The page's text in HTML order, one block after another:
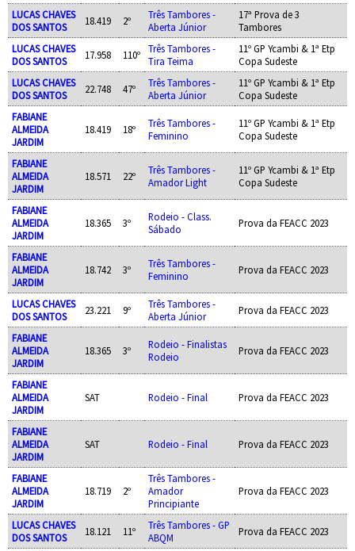
LUCAS CHAVES
DOS SANTOS
18.419 2º
Três Tambores -
Aberta Júnior
17ª Prova de 3
Tambores
LUCAS CHAVES
DOS SANTOS
17.958 110º
Três Tambores -
Tira Teima
11º GP Ycambi & 1ª Etp
Copa Sudeste
LUCAS CHAVES
DOS SANTOS
22.748 47º
Três Tambores -
Aberta Júnior
11º GP Ycambi & 1ª Etp
Copa Sudeste
FABIANE
ALMEIDA
JARDIM
18.419 18º
Três Tambores -
Feminino
11º GP Ycambi & 1ª Etp
Copa Sudeste
FABIANE
ALMEIDA
JARDIM
18.571 22º
Três Tambores -
Amador Light
11º GP Ycambi & 1ª Etp
Copa Sudeste
FABIANE
ALMEIDA
JARDIM
18.365 3º
Rodeio - Class.
Sábado
Prova da FEACC 2023
FABIANE
ALMEIDA
JARDIM
18.742 3º
Três Tambores -
Feminino
Prova da FEACC 2023
LUCAS CHAVES
DOS SANTOS
23.221 9º
Três Tambores -
Aberta Júnior
Prova da FEACC 2023
FABIANE
ALMEIDA
JARDIM
18.365 3º
Rodeio - Finalistas
Rodeio
Prova da FEACC 2023
FABIANE
ALMEIDA
JARDIM
SAT Rodeio - Final Prova da FEACC 2023
FABIANE
ALMEIDA
JARDIM
SAT Rodeio - Final Prova da FEACC 2023
FABIANE
ALMEIDA
JARDIM
18.719 2º
Três Tambores -
Amador
Principiante
Prova da FEACC 2023
LUCAS CHAVES
DOS SANTOS
18.121 11º
Três Tambores - GP
ABQM
Prova da FEACC 2023